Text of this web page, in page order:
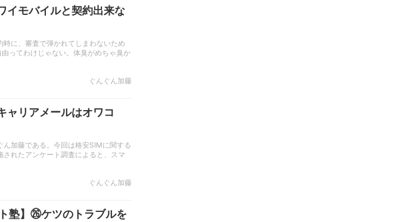
イモバイルと契約出来な
に、審査で弾かれてしまわないため
ってわけじゃない。体臭がめちゃ臭か
ぐんぐん加藤
ャリアメールはオワコ
加藤である。今回は格安SIMに関する
れたアンケート調査によると、スマ
ぐんぐん加藤
塾】㉖ケツのトラブルを